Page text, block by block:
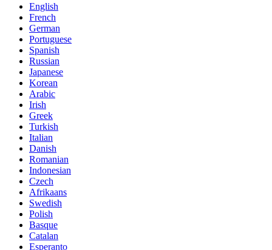
English
French
German
Portuguese
Spanish
Russian
Japanese
Korean
Arabic
Irish
Greek
Turkish
Italian
Danish
Romanian
Indonesian
Czech
Afrikaans
Swedish
Polish
Basque
Catalan
Esperanto